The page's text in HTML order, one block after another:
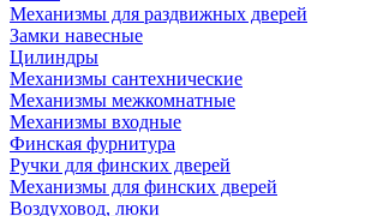
Механизмы для раздвижных дверей
Замки навесные
Цилиндры
Механизмы сантехнические
Механизмы межкомнатные
Механизмы входные
Финская фурнитура
Ручки для финских дверей
Механизмы для финских дверей
Воздуховод, люки